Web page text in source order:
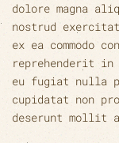
dolore magna
nostrud
ex ea commodo
reprehenderit
eu fugiat nulla
cupidatat non
deserunt mollit